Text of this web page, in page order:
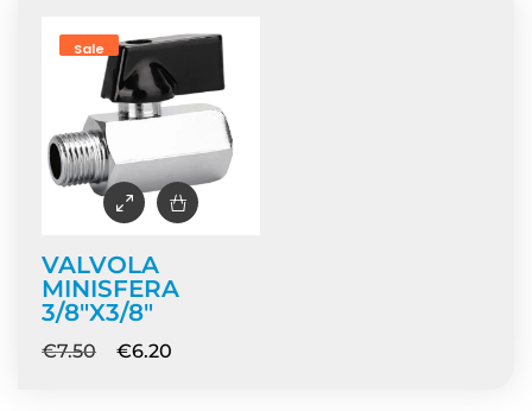
Sale
VALVOLA
MINISFERA
3/8″X3/8″
€7.50 €6.20